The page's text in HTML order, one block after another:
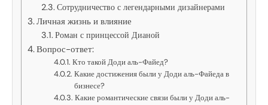
Сотрудничество с легендарными дизайнерами
Личная жизнь и влияние
Роман с принцессой Дианой
Вопрос-ответ:
Кто такой Доди аль-Файед?
Какие достижения были у Доди аль-Файеда в
бизнесе?
Какие романтические связи были у Доди аль-